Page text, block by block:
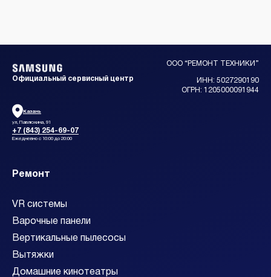
Официальный сервисный центр
Казань
ул, Павлюхина, 91
+7 (843) 254-69-07
Ежедневно с 10:00 до 20:00
ООО “РЕМОНТ ТЕХНИКИ”
ИНН: 5027290190
ОГРН: 1205000091944
Ремонт
VR системы
Варочные панели
Вертикальные пылесосы
Вытяжки
Домашние кинотеатры